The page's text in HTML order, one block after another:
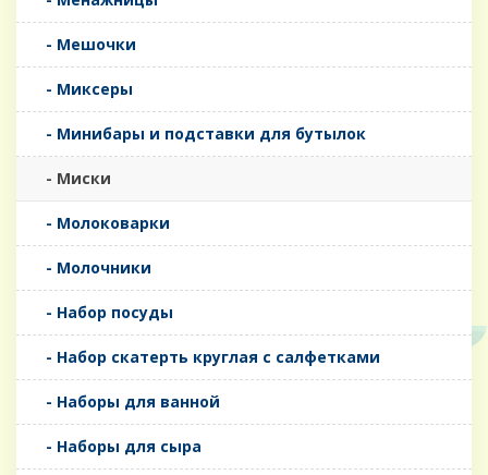
- Мешочки
- Миксеры
- Минибары и подставки для бутылок
- Миски
- Молоковарки
- Молочники
- Набор посуды
- Набор скатерть круглая с салфетками
- Наборы для ванной
- Наборы для сыра